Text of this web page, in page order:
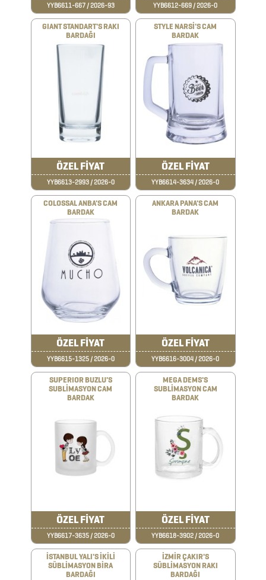
ARABA
AKSESUARLARI
BARDAK
ALTLIKLARI
ÜRÜNLERİ
BLOKNOTLAR
ÇAKILAR
ÇAKMAKLAR
MATARA
TARİHSİZ
AJANDA
YYB6611-667 / 2026-93 YYB6612-669 / 2026-0
GIANT STANDART'S RAKI
BARDAĞI
ÖZEL FİYAT
YYB6613-2993 / 2026-0
STYLE NARSİ'S CAM
BARDAK
ÖZEL FİYAT
YYB6614-3634 / 2026-0
COLOSSAL ANBA'S CAM
BARDAK
ÖZEL FİYAT
YYB6615-1325 / 2026-0
ANKARA PANA'S CAM
BARDAK
ÖZEL FİYAT
YYB6616-3004 / 2026-0
SUPERIOR BUZLU'S
SUBLİMASYON CAM
BARDAK
ÖZEL FİYAT
YYB6617-3635 / 2026-0
MEGA DEMS'S
SUBLİMASYON CAM
BARDAK
ÖZEL FİYAT
YYB6618-3902 / 2026-0
İSTANBUL YALI'S İKİLİ
SÜBLİMASYON BİRA
BARDAĞI
İZMİR ÇAKIR'S
SÜBLİMASYON RAKI
BARDAĞI